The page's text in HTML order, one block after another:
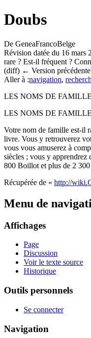
Doubs
De GeneaFrancoBelge
Révision datée du 16 mars
rare ? Est-il fréquent ?
(diff) ← Version
Aller à :navigation,
LES NOMS DE
LES NOMS DE
Votre nom de famille est-il
livre. Vous y retrouverez
vous vous amuserez à
siècles ; vous y
800 Boillot et plus de 2
Récupérée de « http://
Menu de
Affichages
Page
Discussion
Voir le texte source
Historique
Outils personnels
Se connecter
Navigation